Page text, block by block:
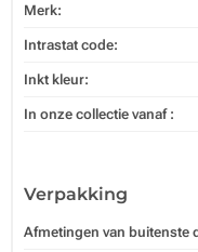
Merk:
Intrastat code:
Inkt kleur:
In onze collectie vanaf :
Verpakking
Afmetingen van buitenste